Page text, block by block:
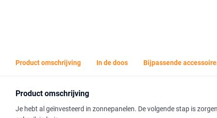
Product omschrijving In de doos Bijpassende
Product omschrijving
Je hebt al geïnvesteerd in zonnepanelen. De volgende stap is